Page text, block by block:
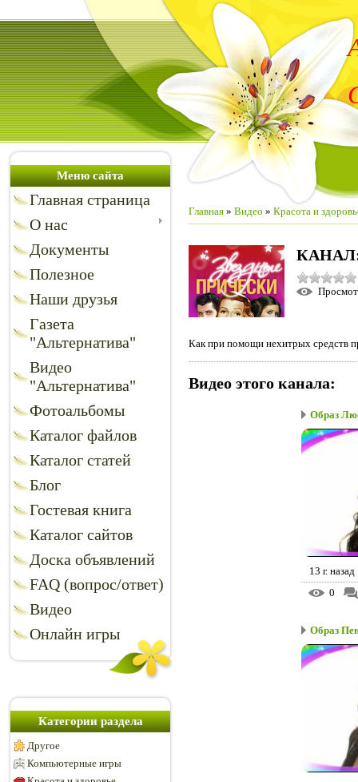
Меню сайта
Главная страница
О нас
Документы
Полезное
Наши друзья
Газета
"Альтернатива"
Видео
"Альтернатива"
Фотоальбомы
Каталог файлов
Каталог статей
Блог
Гостевая книга
Каталог сайтов
Доска объявлений
FAQ (вопрос/ответ)
Видео
Онлайн игры
Категории раздела
Другое
Компьютерные игры
Главная » Видео » Красота и
Как при помощи нехитрых средств
Видео этого канала:
Образ
13 г. назад
0
Образ